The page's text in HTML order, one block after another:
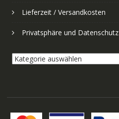
Lieferzeit / Versandkosten
Privatsphäre und Datenschutz
Kategorie